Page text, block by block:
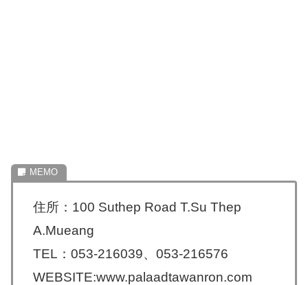
住所：100 Suthep Road T.Su Thep
A.Mueang
TEL：053-216039、053-216576
WEBSITE:www.palaadtawanron.com